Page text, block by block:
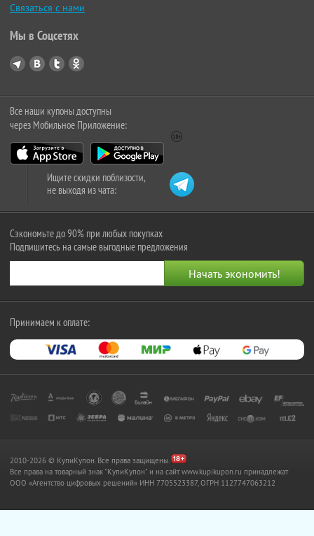
Связаться с нами
Мы в Соцсетях
Все наши купоны доступны
через Мобильное Приложение:
Ищите скидки поблизости,
не выходя из чата:
Сэкономьте до 90% при любых покупках
Подпишитесь на самые выгодные предложения
Принимаем к оплате:
2010-2026 © КупиКупон. Все права защищены.
Все права на товарный знак "КупиКупон" и на сайт www.kupikupon.ru принадлежат
OOO «Агентство цифровых решений» ИНН 7705523387, ОГРН 1127747063212